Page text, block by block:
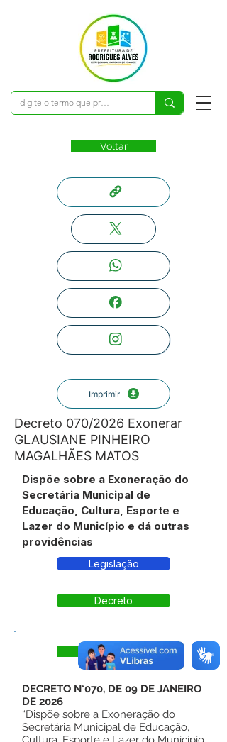
Voltar
Imprimir
Decreto 070/2026 Exonerar
GLAUSIANE PINHEIRO
MAGALHÃES MATOS
Dispõe sobre a Exoneração do
Secretária Municipal de
Educação, Cultura, Esporte e
Lazer do Município e dá outras
providências
Legislação
Decreto
Visualizar
DECRETO N°070, DE 09 DE JANEIRO
DE 2026
“Dispõe sobre a Exoneração do
Secretária Municipal de Educação,